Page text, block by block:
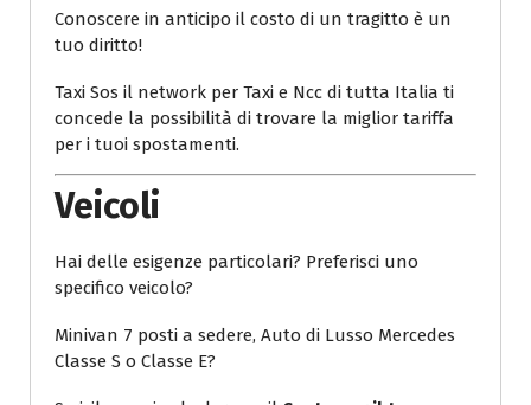
Conoscere in anticipo il costo di un tragitto è un
tuo diritto!
Taxi Sos il network per Taxi e Ncc di tutta Italia ti
concede la possibilità di trovare la miglior tariffa
per i tuoi spostamenti.
Veicoli
Hai delle esigenze particolari? Preferisci uno
specifico veicolo?
Minivan 7 posti a sedere, Auto di Lusso Mercedes
Classe S o Classe E?